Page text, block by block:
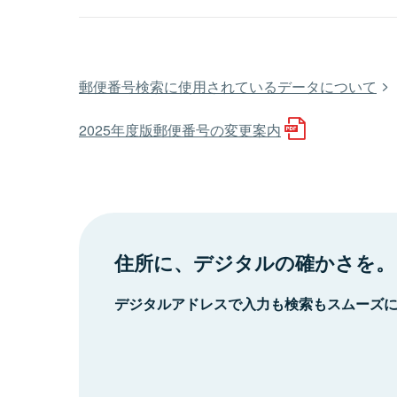
郵便番号検索に使用されているデータについて
2025年度版郵便番号の変更案内
住所に、デジタルの確かさを。
デジタルアドレスで入力も検索もスムーズ